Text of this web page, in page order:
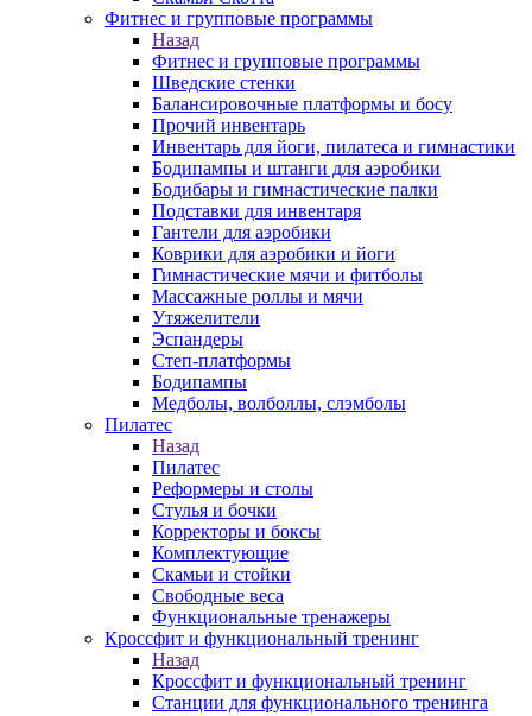
Фитнес и групповые программы
Назад
Фитнес и групповые программы
Шведские стенки
Балансировочные платформы и босу
Прочий инвентарь
Инвентарь для йоги, пилатеса и гимнастики
Бодипампы и штанги для аэробики
Бодибары и гимнастические палки
Подставки для инвентаря
Гантели для аэробики
Коврики для аэробики и йоги
Гимнастические мячи и фитболы
Массажные роллы и мячи
Утяжелители
Эспандеры
Степ-платформы
Бодипампы
Медболы, волболлы, слэмболы
Пилатес
Назад
Пилатес
Реформеры и столы
Стулья и бочки
Корректоры и боксы
Комплектующие
Скамьи и стойки
Свободные веса
Функциональные тренажеры
Кроссфит и функциональный тренинг
Назад
Кроссфит и функциональный тренинг
Станции для функционального тренинга